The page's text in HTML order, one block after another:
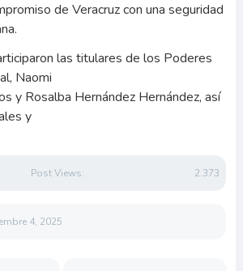
de Veracruz con una seguridad
las titulares de los Poderes
Naomi
y Rosalba Hernández Hernández, así
y
Post Views: 2.373
4, 2025